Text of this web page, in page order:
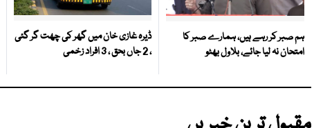
ہم صبر کر رہے ہیں، ہمارے صبر کا
امتحان نہ لیا جائے، بلاول بھٹو
ڈیرہ غازی خان میں گھر کی چھت گر گئی
، 2 جاں بحق ، 3 افراد زخمی